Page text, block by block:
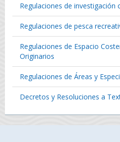
Regulaciones de investigación
Regulaciones de pesca
Regulaciones de Espacio
Originarios
Regulaciones de Áreas y
Decretos y Resoluciones a